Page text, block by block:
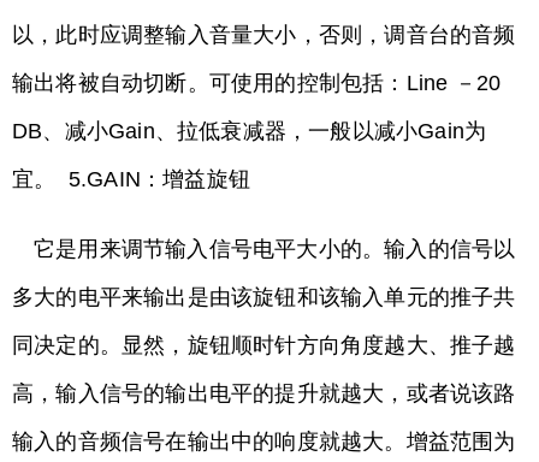
以，此时应调整输入音量大小，否则，调音台的音频
输出将被自动切断。可使用的控制包括：Line －20
DB、减小Gain、拉低衰减器，一般以减小Gain为
宜。 5.GAIN：增益旋钮
它是用来调节输入信号电平大小的。输入的信号以
多大的电平来输出是由该旋钮和该输入单元的推子共
同决定的。显然，旋钮顺时针方向角度越大、推子越
高，输入信号的输出电平的提升就越大，或者说该路
输入的音频信号在输出中的响度就越大。增益范围为